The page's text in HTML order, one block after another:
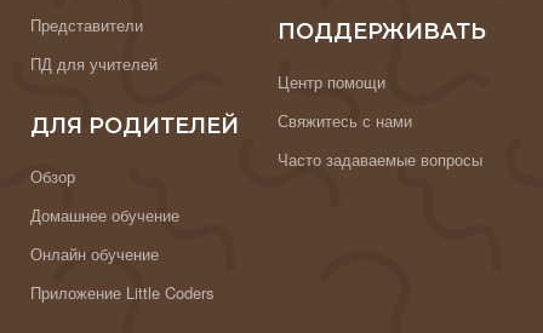
Представители
ПД для учителей
ДЛЯ РОДИТЕЛЕЙ
Обзор
Домашнее обучение
Онлайн обучение
Приложение Little Coders
ПОДДЕРЖИВАТЬ
Центр помощи
Свяжитесь с нами
Часто задаваемые вопросы